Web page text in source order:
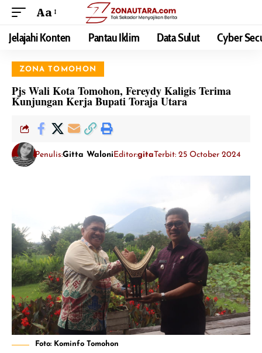
Aa
Jelajahi Konten Pantau Iklim Data Sulut Cyber
ZONA TOMOHON
Pjs Wali Kota Tomohon, Fereydy Kaligis Terima
Kunjungan Kerja Bupati Toraja Utara
Penulis:Gitta Waloni Editor:gitaTerbit: 25 October 2024
Foto: Kominfo Tomohon